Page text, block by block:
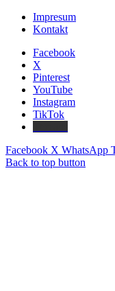
Impresum
Kontakt
Facebook
X
Pinterest
YouTube
Instagram
TikTok
Facebook X WhatsApp
Back to top button